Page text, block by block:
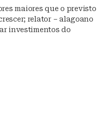
maiores que o previsto
relator – alagoano
investimentos do